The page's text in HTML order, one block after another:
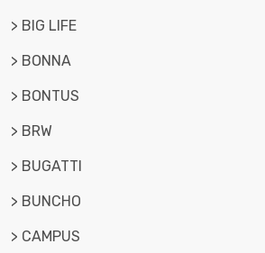
> BIG LIFE
> BONNA
> BONTUS
> BRW
> BUGATTI
> BUNCHO
> CAMPUS